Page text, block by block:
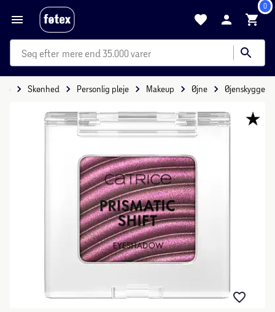
0
mere end 35.000 varer
Skønhed Personlig pleje Makeup Øjne Øjenskygge